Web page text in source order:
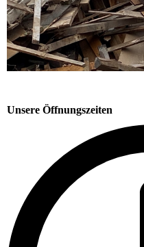
Unsere Öffnungszeiten